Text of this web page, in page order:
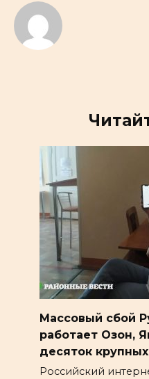
Массовый сбой
работает Озон,
десяток
Российский